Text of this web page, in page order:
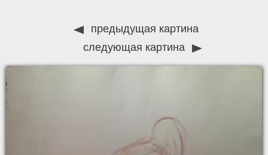
предыдущая картина
следующая картина